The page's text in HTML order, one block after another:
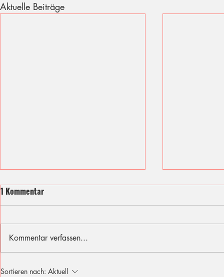
Aktuelle Beiträge
Ich fühle mit den Opfern des
1 Kommentar
Kommentar verfassen...
Sortieren nach: Aktuell